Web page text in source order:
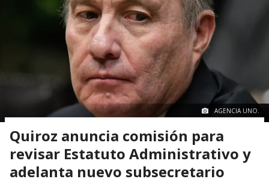
AGENCIA UNO.
Quiroz anuncia comisión para
revisar Estatuto Administrativo y
adelanta nuevo subsecretario